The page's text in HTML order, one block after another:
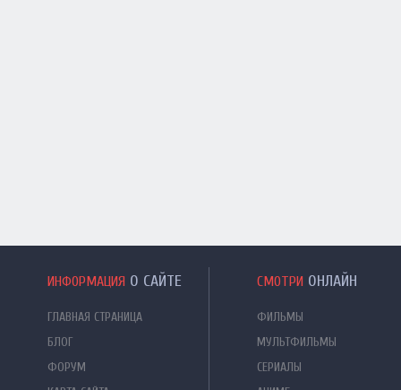
ИНФОРМАЦИЯ О САЙТЕ
ГЛАВНАЯ СТРАНИЦА
БЛОГ
ФОРУМ
СМОТРИ ОНЛАЙН
ФИЛЬМЫ
МУЛЬТФИЛЬМЫ
СЕРИАЛЫ